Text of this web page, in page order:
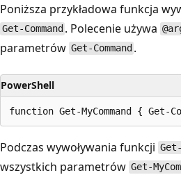
Poniższa przykładowa funkcja
Get-Command . Polecenie używa
parametrów Get-Command .
PowerShell
Podczas wywoływania funkcji Get-
wszystkich parametrów Get-